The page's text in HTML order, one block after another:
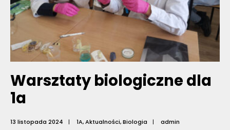
Warsztaty biologiczne dla
1a
13 listopada 2024 | 1A,Aktualności,Biologia | admin